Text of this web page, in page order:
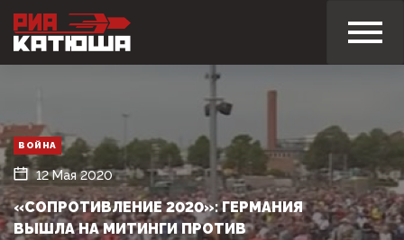
ВОЙНА
12 Мая 2020
«СОПРОТИВЛЕНИЕ 2020»: ГЕРМАНИЯ
ВЫШЛА НА МИТИНГИ ПРОТИВ